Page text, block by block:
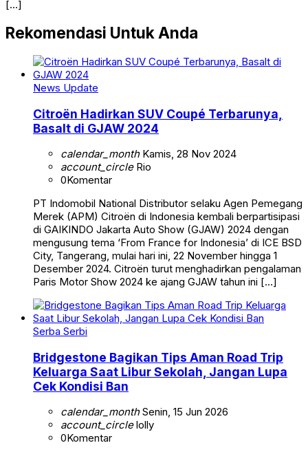
[…]
Rekomendasi Untuk Anda
News Update
Citroën Hadirkan SUV Coupé Terbarunya,
Basalt di GJAW 2024
calendar_monthKamis, 28 Nov 2024
account_circleRio
0Komentar
PT Indomobil National Distributor selaku Agen Pemegang
Merek (APM) Citroën di Indonesia kembali berpartisipasi
di GAIKINDO Jakarta Auto Show (GJAW) 2024 dengan
mengusung tema ‘From France for Indonesia’ di ICE BSD
City, Tangerang, mulai hari ini, 22 November hingga 1
Desember 2024. Citroën turut menghadirkan pengalaman
Paris Motor Show 2024 ke ajang GJAW tahun ini […]
Serba Serbi
Bridgestone Bagikan Tips Aman Road Trip
Keluarga Saat Libur Sekolah, Jangan Lupa
Cek Kondisi Ban
calendar_monthSenin, 15 Jun 2026
account_circlelolly
0Komentar